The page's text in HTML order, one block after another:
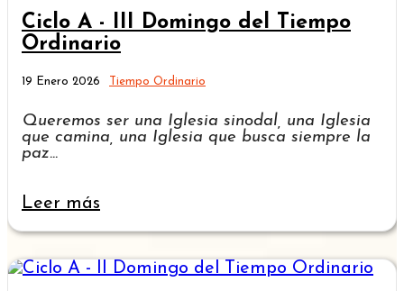
Ciclo A - III Domingo del Tiempo
Ordinario
19 Enero 2026 Tiempo Ordinario
Queremos ser una Iglesia sinodal, una Iglesia
que camina, una Iglesia que busca siempre la
paz...
Leer más